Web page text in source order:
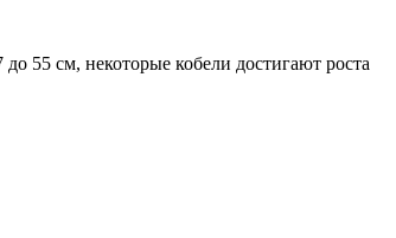
55 см, некоторые кобели достигают роста